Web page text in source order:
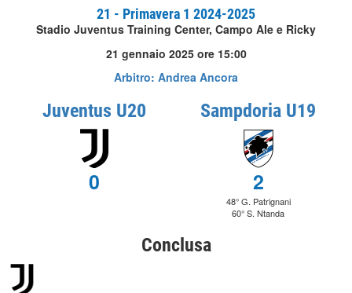
21 - Primavera 1 2024-2025
Stadio Juventus Training Center, Campo Ale e Ricky
21 gennaio 2025 ore 15:00
Arbitro: Andrea Ancora
Juventus U20
0
Sampdoria U19
2
48° G. Patrignani
60° S. Ntanda
Conclusa